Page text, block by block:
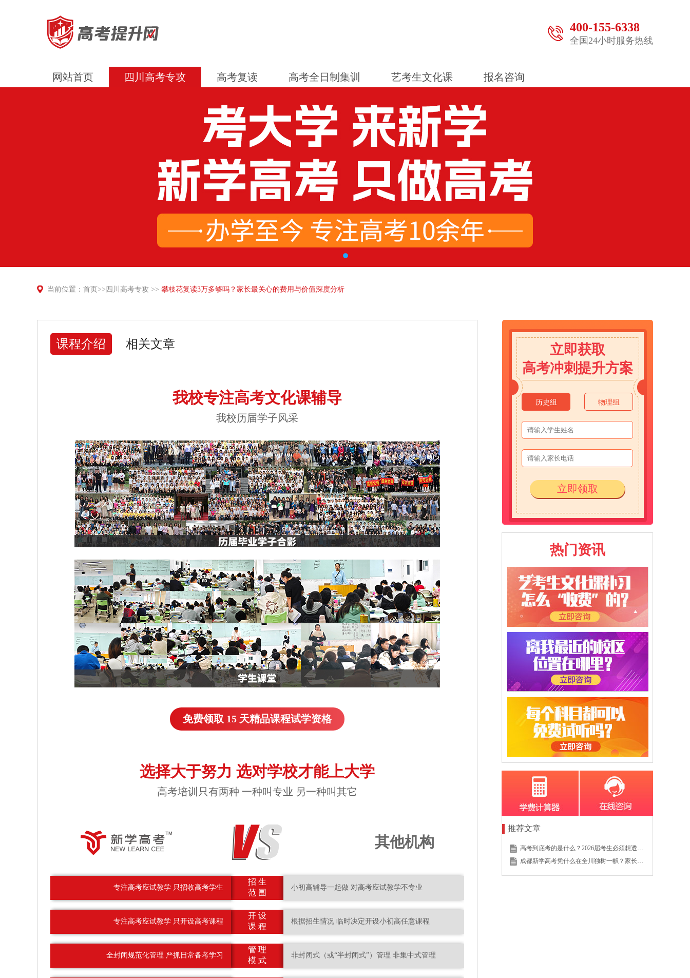
400-155-6338
全国24小时服务热线
网站首页 四川高考专攻 高考复读 高考全日制集训 艺考生文化课 报名咨询
当前位置： 首页 >> 四川高考专攻 >> 攀枝花复读3万多够吗？家长最关心的费用与价值深度分析
课程介绍 相关文章
我校专注高考文化课辅导
我校历届学子风采
免费领取 15 天精品课程试学资格
选择大于努力 选对学校才能上大学
高考培训只有两种 一种叫专业 另一种叫其它
其他机构
专注高考应试教学 只招收高考学生
专注高考应试教学 只开设高考课程
全封闭规范化管理 严抓日常备考学习
招 生
范 围
开 设
课 程
管 理
模 式
小初高辅导一起做 对高考应试教学不专业
根据招生情况 临时决定开设小初高任意课程
非封闭式（或“半封闭式”）管理 非集中式管理
立即获取
高考冲刺提升方案
历史组 物理组
立即领取
热门资讯
推荐文章
高考到底考的是什么？2026届考生必须想透的这个底层逻辑
成都新学高考凭什么在全川独树一帜？家长的真实选择说明一切